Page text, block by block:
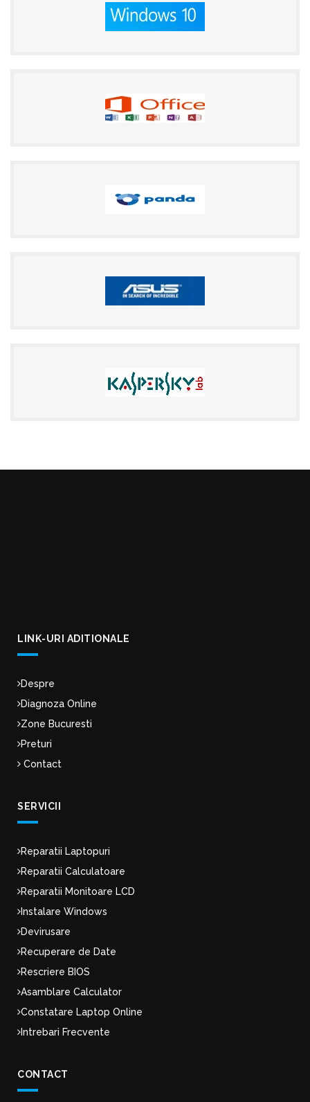
LINK-URI ADITIONALE
Despre
Diagnoza Online
Zone Bucuresti
Preturi
Contact
SERVICII
Reparatii Laptopuri
Reparatii Calculatoare
Reparatii Monitoare LCD
Instalare Windows
Devirusare
Recuperare de Date
Rescriere BIOS
Asamblare Calculator
Constatare Laptop Online
Intrebari Frecvente
CONTACT